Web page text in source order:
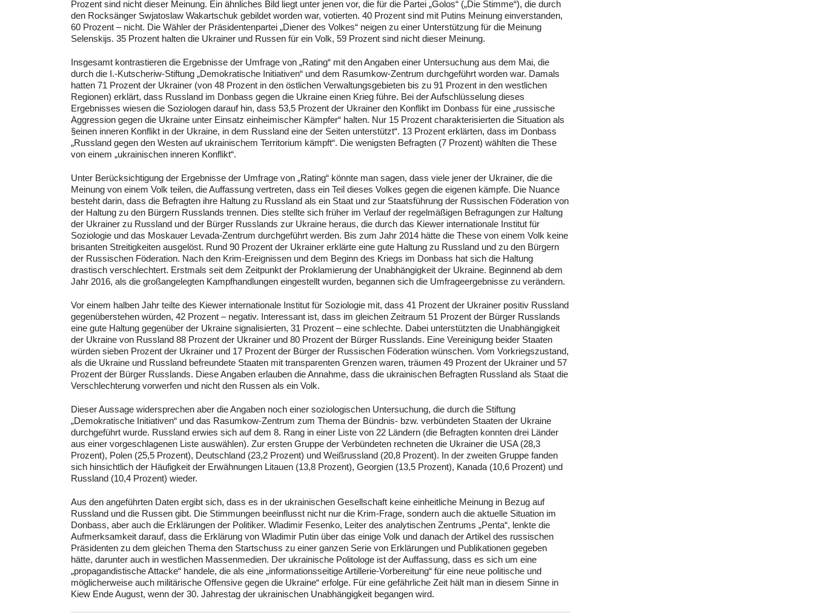
Prozent sind nicht dieser Meinung. Ein ähnliches Bild liegt unter jenen vor, die für die Partei „Golos“ („Die Stimme“), die durch
den Rocksänger Swjatoslaw Wakartschuk gebildet worden war, votierten. 40 Prozent sind mit Putins Meinung einverstanden,
60 Prozent – nicht. Die Wähler der Präsidentenpartei „Diener des Volkes“ neigen zu einer Unterstützung für die Meinung
Selenskijs. 35 Prozent halten die Ukrainer und Russen für ein Volk, 59 Prozent sind nicht dieser Meinung.
Insgesamt kontrastieren die Ergebnisse der Umfrage von „Rating“ mit den Angaben einer Untersuchung aus dem Mai, die
durch die I.-Kutscheriw-Stiftung „Demokratische Initiativen“ und dem Rasumkow-Zentrum durchgeführt worden war. Damals
hatten 71 Prozent der Ukrainer (von 48 Prozent in den östlichen Verwaltungsgebieten bis zu 91 Prozent in den westlichen
Regionen) erklärt, dass Russland im Donbass gegen die Ukraine einen Krieg führe. Bei der Aufschlüsselung dieses
Ergebnisses wiesen die Soziologen darauf hin, dass 53,5 Prozent der Ukrainer den Konflikt im Donbass für eine „russische
Aggression gegen die Ukraine unter Einsatz einheimischer Kämpfer“ halten. Nur 15 Prozent charakterisierten die Situation als
§einen inneren Konflikt in der Ukraine, in dem Russland eine der Seiten unterstützt“. 13 Prozent erklärten, dass im Donbass
„Russland gegen den Westen auf ukrainischem Territorium kämpft“. Die wenigsten Befragten (7 Prozent) wählten die These
von einem „ukrainischen inneren Konflikt“.
Unter Berücksichtigung der Ergebnisse der Umfrage von „Rating“ könnte man sagen, dass viele jener der Ukrainer, die die
Meinung von einem Volk teilen, die Auffassung vertreten, dass ein Teil dieses Volkes gegen die eigenen kämpfe. Die Nuance
besteht darin, dass die Befragten ihre Haltung zu Russland als ein Staat und zur Staatsführung der Russischen Föderation von
der Haltung zu den Bürgern Russlands trennen. Dies stellte sich früher im Verlauf der regelmäßigen Befragungen zur Haltung
der Ukrainer zu Russland und der Bürger Russlands zur Ukraine heraus, die durch das Kiewer internationale Institut für
Soziologie und das Moskauer Levada-Zentrum durchgeführt werden. Bis zum Jahr 2014 hätte die These von einem Volk keine
brisanten Streitigkeiten ausgelöst. Rund 90 Prozent der Ukrainer erklärte eine gute Haltung zu Russland und zu den Bürgern
der Russischen Föderation. Nach den Krim-Ereignissen und dem Beginn des Kriegs im Donbass hat sich die Haltung
drastisch verschlechtert. Erstmals seit dem Zeitpunkt der Proklamierung der Unabhängigkeit der Ukraine. Beginnend ab dem
Jahr 2016, als die großangelegten Kampfhandlungen eingestellt wurden, begannen sich die Umfrageergebnisse zu verändern.
Vor einem halben Jahr teilte des Kiewer internationale Institut für Soziologie mit, dass 41 Prozent der Ukrainer positiv Russland
gegenüberstehen würden, 42 Prozent – negativ. Interessant ist, dass im gleichen Zeitraum 51 Prozent der Bürger Russlands
eine gute Haltung gegenüber der Ukraine signalisierten, 31 Prozent – eine schlechte. Dabei unterstützten die Unabhängigkeit
der Ukraine von Russland 88 Prozent der Ukrainer und 80 Prozent der Bürger Russlands. Eine Vereinigung beider Staaten
würden sieben Prozent der Ukrainer und 17 Prozent der Bürger der Russischen Föderation wünschen. Vom Vorkriegszustand,
als die Ukraine und Russland befreundete Staaten mit transparenten Grenzen waren, träumen 49 Prozent der Ukrainer und 57
Prozent der Bürger Russlands. Diese Angaben erlauben die Annahme, dass die ukrainischen Befragten Russland als Staat die
Verschlechterung vorwerfen und nicht den Russen als ein Volk.
Dieser Aussage widersprechen aber die Angaben noch einer soziologischen Untersuchung, die durch die Stiftung
„Demokratische Initiativen“ und das Rasumkow-Zentrum zum Thema der Bündnis- bzw. verbündeten Staaten der Ukraine
durchgeführt wurde. Russland erwies sich auf dem 8. Rang in einer Liste von 22 Ländern (die Befragten konnten drei Länder
aus einer vorgeschlagenen Liste auswählen). Zur ersten Gruppe der Verbündeten rechneten die Ukrainer die USA (28,3
Prozent), Polen (25,5 Prozent), Deutschland (23,2 Prozent) und Weißrussland (20,8 Prozent). In der zweiten Gruppe fanden
sich hinsichtlich der Häufigkeit der Erwähnungen Litauen (13,8 Prozent), Georgien (13,5 Prozent), Kanada (10,6 Prozent) und
Russland (10,4 Prozent) wieder.
Aus den angeführten Daten ergibt sich, dass es in der ukrainischen Gesellschaft keine einheitliche Meinung in Bezug auf
Russland und die Russen gibt. Die Stimmungen beeinflusst nicht nur die Krim-Frage, sondern auch die aktuelle Situation im
Donbass, aber auch die Erklärungen der Politiker. Wladimir Fesenko, Leiter des analytischen Zentrums „Penta“, lenkte die
Aufmerksamkeit darauf, dass die Erklärung von Wladimir Putin über das einige Volk und danach der Artikel des russischen
Präsidenten zu dem gleichen Thema den Startschuss zu einer ganzen Serie von Erklärungen und Publikationen gegeben
hätte, darunter auch in westlichen Massenmedien. Der ukrainische Politologe ist der Auffassung, dass es sich um eine
„propagandistische Attacke“ handele, die als eine „informationsseitige Artillerie-Vorbereitung“ für eine neue politische und
möglicherweise auch militärische Offensive gegen die Ukraine“ erfolge. Für eine gefährliche Zeit hält man in diesem Sinne in
Kiew Ende August, wenn der 30. Jahrestag der ukrainischen Unabhängigkeit begangen wird.